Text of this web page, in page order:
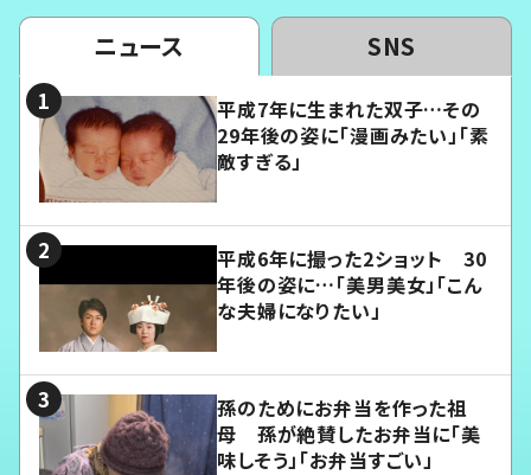
ニュース SNS
平成7年に生まれた双子…その
29年後の姿に「漫画みたい」「素
敵すぎる」
平成6年に撮った2ショット 30
年後の姿に…「美男美女」「こん
な夫婦になりたい」
孫のためにお弁当を作った祖
母 孫が絶賛したお弁当に「美
味しそう」「お弁当すごい」